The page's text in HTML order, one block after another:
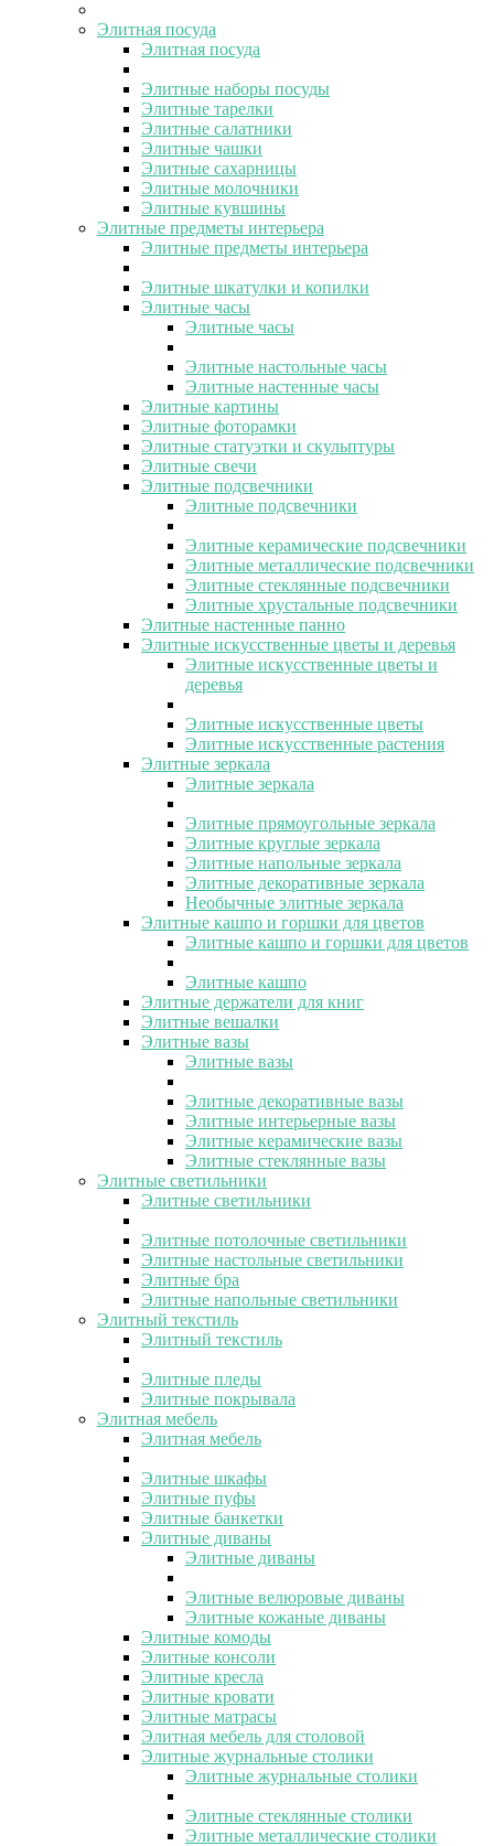
Элитная посуда
Элитная посуда
Элитные наборы посуды
Элитные тарелки
Элитные салатники
Элитные чашки
Элитные сахарницы
Элитные молочники
Элитные кувшины
Элитные предметы интерьера
Элитные предметы интерьера
Элитные шкатулки и копилки
Элитные часы
Элитные часы
Элитные настольные часы
Элитные настенные часы
Элитные картины
Элитные фоторамки
Элитные статуэтки и скульптуры
Элитные свечи
Элитные подсвечники
Элитные подсвечники
Элитные керамические подсвечники
Элитные металлические подсвечники
Элитные стеклянные подсвечники
Элитные хрустальные подсвечники
Элитные настенные панно
Элитные искусственные цветы и деревья
Элитные искусственные цветы и
деревья
Элитные искусственные цветы
Элитные искусственные растения
Элитные зеркала
Элитные зеркала
Элитные прямоугольные зеркала
Элитные круглые зеркала
Элитные напольные зеркала
Элитные декоративные зеркала
Необычные элитные зеркала
Элитные кашпо и горшки для цветов
Элитные кашпо и горшки для цветов
Элитные кашпо
Элитные держатели для книг
Элитные вешалки
Элитные вазы
Элитные вазы
Элитные декоративные вазы
Элитные интерьерные вазы
Элитные керамические вазы
Элитные стеклянные вазы
Элитные светильники
Элитные светильники
Элитные потолочные светильники
Элитные настольные светильники
Элитные бра
Элитные напольные светильники
Элитный текстиль
Элитный текстиль
Элитные пледы
Элитные покрывала
Элитная мебель
Элитная мебель
Элитные шкафы
Элитные пуфы
Элитные банкетки
Элитные диваны
Элитные диваны
Элитные велюровые диваны
Элитные кожаные диваны
Элитные комоды
Элитные консоли
Элитные кресла
Элитные кровати
Элитные матрасы
Элитная мебель для столовой
Элитные журнальные столики
Элитные журнальные столики
Элитные стеклянные столики
Элитные металлические столики